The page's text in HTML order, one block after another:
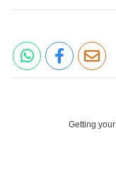
Getting your